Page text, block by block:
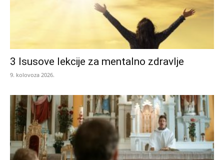
3 Isusove lekcije za mentalno zdravlje
9. kolovoza 2026.